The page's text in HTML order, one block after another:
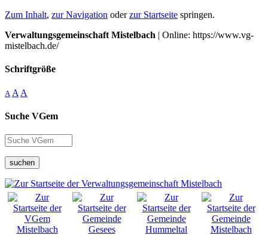
Zum Inhalt, zur Navigation oderzur Startseite springen.
Verwaltungsgemeinschaft Mistelbach | Online: https://www.vg-
mistelbach.de/
Schriftgröße
A A A
Suche VGem
suchen